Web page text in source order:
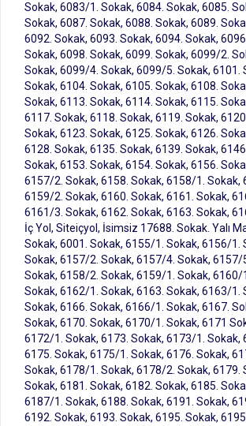
Sokak, 6083/1. Sokak, 6084. Sokak, 6085.
Sokak, 6087. Sokak, 6088. Sokak, 6089.
6092. Sokak, 6093. Sokak, 6094. Sokak,
Sokak, 6098. Sokak, 6099. Sokak, 6099/2.
Sokak, 6099/4. Sokak, 6099/5. Sokak, 6101.
Sokak, 6104. Sokak, 6105. Sokak, 6108.
Sokak, 6113. Sokak, 6114. Sokak, 6115.
6117. Sokak, 6118. Sokak, 6119. Sokak,
Sokak, 6123. Sokak, 6125. Sokak, 6126.
6128. Sokak, 6135. Sokak, 6139. Sokak,
Sokak, 6153. Sokak, 6154. Sokak, 6156.
6157/2. Sokak, 6158. Sokak, 6158/1. Sokak,
6159/2. Sokak, 6160. Sokak, 6161. Sokak,
6161/3. Sokak, 6162. Sokak, 6163. Sokak,
İç Yol, Siteiçyol, İsimsiz 17688. Sokak. Yalı
Sokak, 6001. Sokak, 6155/1. Sokak, 6156/1.
Sokak, 6157/2. Sokak, 6157/4. Sokak, 6157/
Sokak, 6158/2. Sokak, 6159/1. Sokak, 6160/
Sokak, 6162/1. Sokak, 6163. Sokak, 6163/1.
Sokak, 6166. Sokak, 6166/1. Sokak, 6167.
Sokak, 6170. Sokak, 6170/1. Sokak, 6171
6172/1. Sokak, 6173. Sokak, 6173/1. Sokak,
6175. Sokak, 6175/1. Sokak, 6176. Sokak,
Sokak, 6178/1. Sokak, 6178/2. Sokak, 6179.
Sokak, 6181. Sokak, 6182. Sokak, 6185.
6187/1. Sokak, 6188. Sokak, 6191. Sokak,
6192. Sokak, 6193. Sokak, 6195. Sokak,